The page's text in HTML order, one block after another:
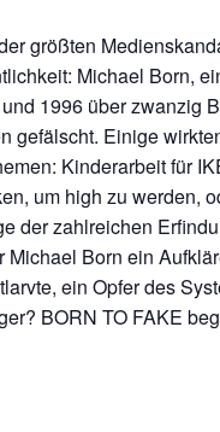
größten
Michael Born,
1996 über zwanzig
gefälscht. Einige
Kinderarbeit für
um high zu werden,
der zahlreichen
Born ein
ein Opfer des
BORN TO FAKE